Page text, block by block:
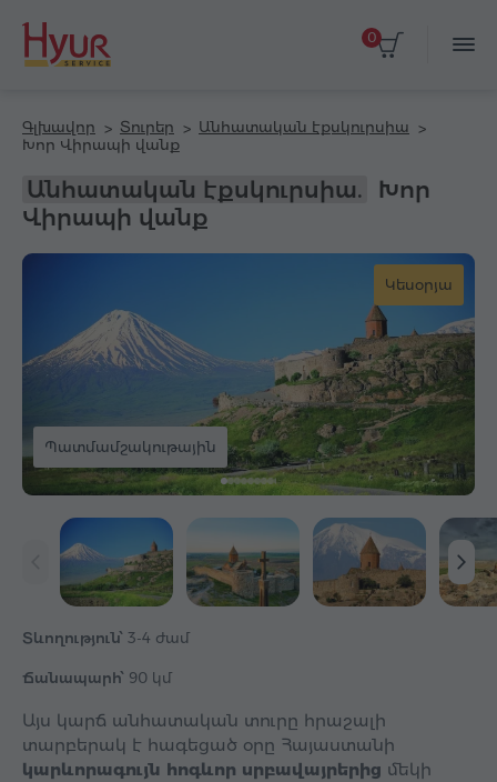
0
Գլխավոր Տուրեր
Անհատական էքսկուրսիա
Խոր Վիրապի վանք
Անհատական էքսկուրսիա.
Խոր
Վիրապի վանք
Կեսօրյա
Պատմամշակութային
Տևողություն՝ 3-4 ժամ
Ճանապարհ՝ 90 կմ
Այս կարճ անհատական տուրը հրաշալի
տարբերակ է հագեցած օրը Հայաստանի
կարևորագույն հոգևոր սրբավայրերից մեկի